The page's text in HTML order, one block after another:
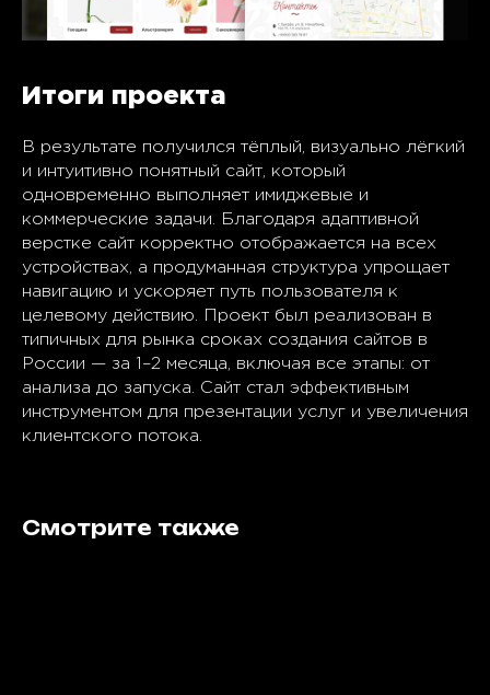
Итоги проекта
В результате получился тёплый, визуально лёгкий
и интуитивно понятный сайт, который
одновременно выполняет имиджевые и
коммерческие задачи. Благодаря адаптивной
верстке сайт корректно отображается на всех
устройствах, а продуманная структура упрощает
навигацию и ускоряет путь пользователя к
целевому действию. Проект был реализован в
типичных для рынка сроках создания сайтов в
России — за 1–2 месяца, включая все этапы: от
анализа до запуска. Сайт стал эффективным
инструментом для презентации услуг и увеличения
клиентского потока.
Смотрите также